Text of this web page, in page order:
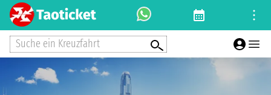
Suche ein Kreuzfahrt